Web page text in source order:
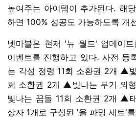
높여주는 아이템이 추가된다. 해
하면 100% 성공도 가능하도록 개
넷마블은 현재 '뉴 월드' 업데이
이벤트를 진행하고 있다. 사전
는 각성 정령 11회 소환권 2개 ▲
회 소환권 2개 ▲빛나는 무기 외
빛나는 꿈돌 11회 소환권 2개 ▲
상자 1개로 구성된 '올 파밍 세트'